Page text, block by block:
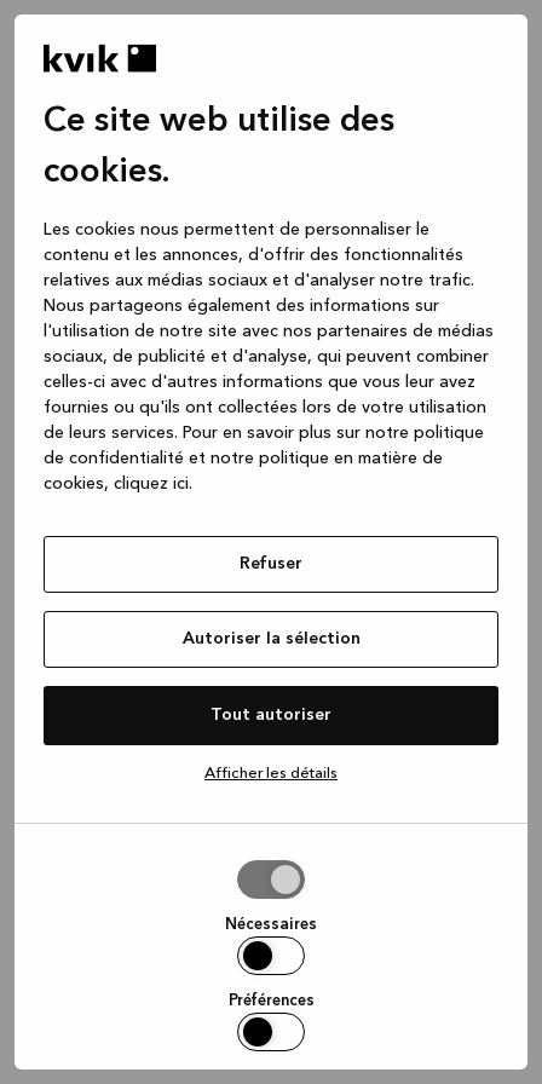
Ce site web utilise des
cookies.
Les cookies nous permettent de personnaliser le
contenu et les annonces, d'offrir des fonctionnalités
relatives aux médias sociaux et d'analyser notre trafic.
Nous partageons également des informations sur
l'utilisation de notre site avec nos partenaires de médias
sociaux, de publicité et d'analyse, qui peuvent combiner
celles-ci avec d'autres informations que vous leur avez
fournies ou qu'ils ont collectées lors de votre utilisation
de leurs services. Pour en savoir plus sur notre politique
de confidentialité et notre politique en matière de
cookies, cliquez ici.
Refuser
Autoriser la sélection
Tout autoriser
Afficher les détails
Nécessaires
Préférences
loadingwww.kvik.be (see the browser console for more
information)